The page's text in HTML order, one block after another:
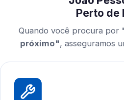
Perto de
Quando você procura por
próximo", asseguramos